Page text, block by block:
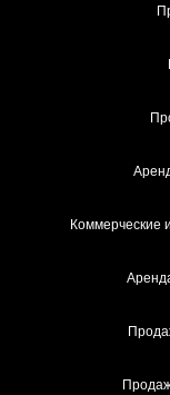
Коммерческие